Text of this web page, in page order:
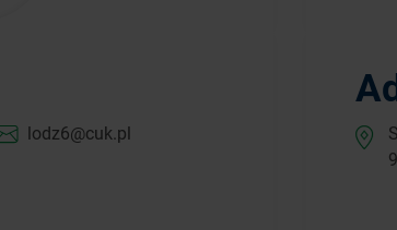
lodz6@cuk.pl